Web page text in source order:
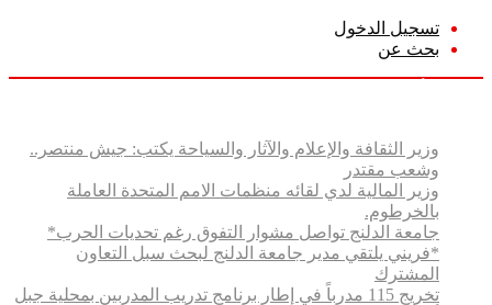
تسجيل الدخول
بحث عن
وزير الثقافة والإعلام والآثار والسياحة يكتب: جيش منتصر..
وشعب مقتدر
وزير المالية لدي لقائه منظمات الامم المتحدة العاملة
بالخرطوم.
جامعة الدلنج تواصل مشوار التفوق رغم تحديات الحرب*
*فريني يلتقي مدير جامعة الدلنج لبحث سبل التعاون
المشترك
تخريج 115 مدرباً في إطار برنامج تدريب المدربين بمحلية جبل